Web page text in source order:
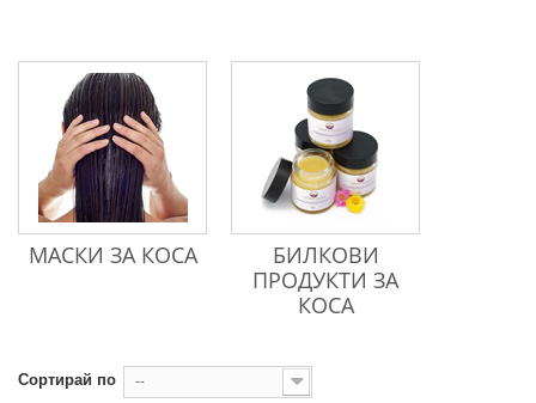
МАСКИ ЗА КОСА
БИЛКОВИ
ПРОДУКТИ ЗА
КОСА
Сортирай по --